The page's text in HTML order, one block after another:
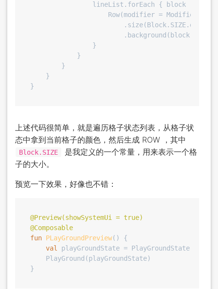
                lineList.forEach { block ->
                    Row(modifier = Modifier
                        .size(Block.SIZE.dp)
                }
            }
        }
    }
上述代码很简单，就是遍历格子状态列表，从格子状
态中拿到当前格子的颜色，然后生成 ROW ，其中
Block.SIZE
是我定义的一个常量，用来表示一个格
子的大小。
预览一下效果，好像也不错：
@Preview(showSystemUi = true)
@Composable
fun PLayGroundPreview()
{
val playGroundState =
    PlayGround(playGroundState)